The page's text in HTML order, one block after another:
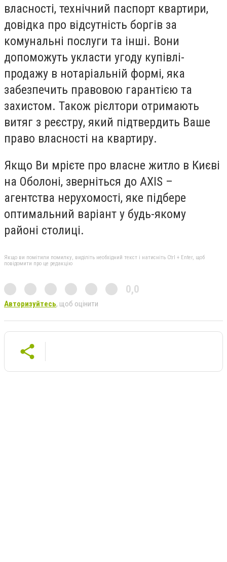
власності, технічний паспорт квартири,
довідка про відсутність боргів за
комунальні послуги та інші. Вони
допоможуть укласти угоду купівлі-
продажу в нотаріальній формі, яка
забезпечить правовою гарантією та
захистом. Також рієлтори отримають
витяг з реєстру, який підтвердить Ваше
право власності на квартиру.
Якщо Ви мрієте про власне житло в Києві
на Оболоні, зверніться до AXIS –
агентства нерухомості, яке підбере
оптимальний варіант у будь-якому
районі столиці.
Якщо ви помітили помилку, виділіть необхідний текст і натисніть Ctrl + Enter, щоб
повідомити про це редакцію
0,0
Авторизуйтесь, щоб оцінити